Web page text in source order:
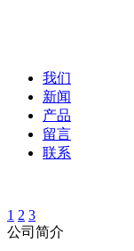
我们
新闻
产品
留言
联系
1 2 3
公司简介